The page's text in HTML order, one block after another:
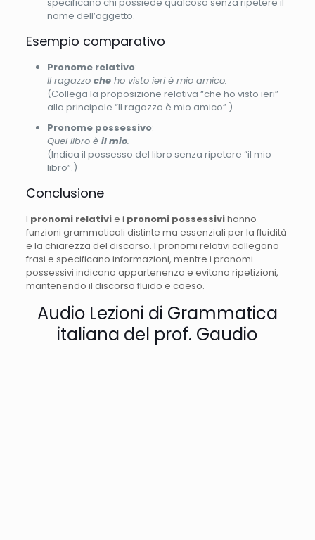
nome dell’oggetto.
Esempio comparativo
Pronome relativo:
Il ragazzo cheho visto ieri è mio amico.
(Collega la proposizione relativa “che ho visto ieri”
alla principale “Il ragazzo è mio amico”.)
Pronome possessivo:
Quel libro è il mio.
(Indica il possesso del libro senza ripetere “il mio
libro”.)
Conclusione
I pronomi relativie i pronomi possessivihanno
funzioni grammaticali distinte ma essenziali per la fluidità
e la chiarezza del discorso. I pronomi relativi collegano
frasi e specificano informazioni, mentre i pronomi
possessivi indicano appartenenza e evitano ripetizioni,
mantenendo il discorso fluido e coeso.
Audio Lezioni di Grammatica
italiana del prof. Gaudio